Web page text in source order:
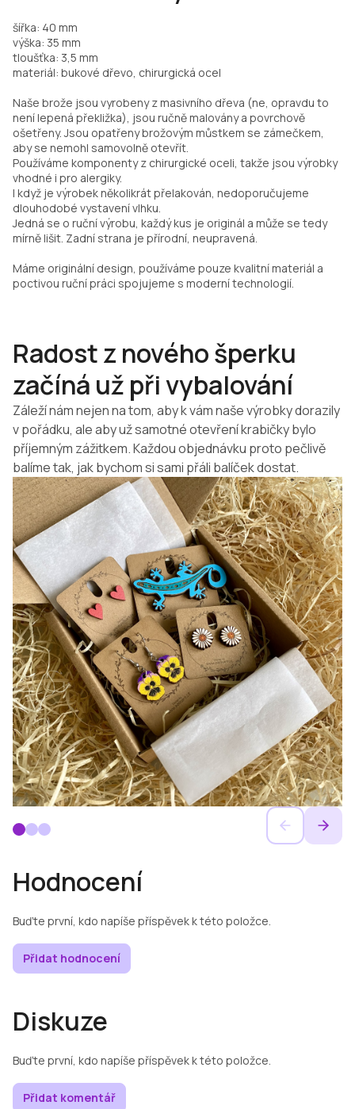
šířka: 40 mm
výška: 35 mm
tloušťka: 3,5 mm
materiál: bukové dřevo, chirurgická ocel
Naše brože jsou vyrobeny z masivního dřeva (ne, opravdu to
není lepená překližka), jsou ručně malovány a povrchově
ošetřeny. Jsou opatřeny brožovým můstkem se zámečkem,
aby se nemohl samovolně otevřít.
Používáme komponenty z chirurgické oceli, takže jsou výrobky
vhodné i pro alergiky.
I když je výrobek několikrát přelakován, nedoporučujeme
dlouhodobé vystavení vlhku.
Jedná se o ruční výrobu, každý kus je originál a může se tedy
mírně lišit. Zadní strana je přírodní, neupravená.
Máme originální design, používáme pouze kvalitní materiál a
poctivou ruční práci spojujeme s moderní technologií.
Hodnocení
Buďte první, kdo napíše příspěvek k této položce.
Přidat hodnocení
Diskuze
Buďte první, kdo napíše příspěvek k této položce.
Přidat komentář
Radost z nového šperku
začíná už při vybalování
Záleží nám nejen na tom, aby k vám naše výrobky dorazily
v pořádku, ale aby už samotné otevření krabičky bylo
příjemným zážitkem. Každou objednávku proto pečlivě
balíme tak, jak bychom si sami přáli balíček dostat.